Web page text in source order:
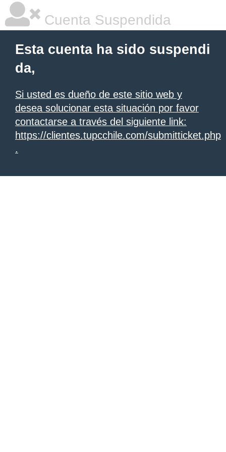
Cuenta Suspendida
Esta cuenta ha sido suspendi
da,
Si usted es dueño de este sitio web y
desea solucionar esta situación por favor
contactarse a través del siguiente link:
https://clientes.tupcchile.com/submitticket.php
.